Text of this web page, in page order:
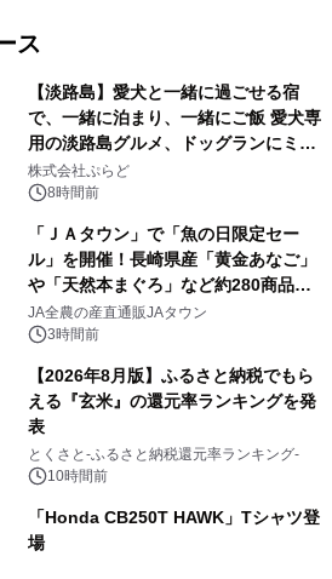
ス
【淡路島】愛犬と一緒に過ごせる宿
で、一緒に泊まり、一緒にご飯 愛犬専
用の淡路島グルメ、ドッグランにミニ
プール グランピングとトレーラーハウ
スの2施設で
株式会社ぷらど
8時間前
「ＪＡタウン」で「魚の日限定セー
ル」を開催！長崎県産「黄金あなご」
や「天然本まぐろ」など約280商品を
販売！～毎月１０日の定例企画～
JA全農の産直通販JAタウン
3時間前
【2026年8月版】ふるさと納税でもら
える『玄米』の還元率ランキングを発
表
とくさと-ふるさと納税還元率ランキング-
10時間前
「Honda CB250T HAWK」Tシャツ登
場